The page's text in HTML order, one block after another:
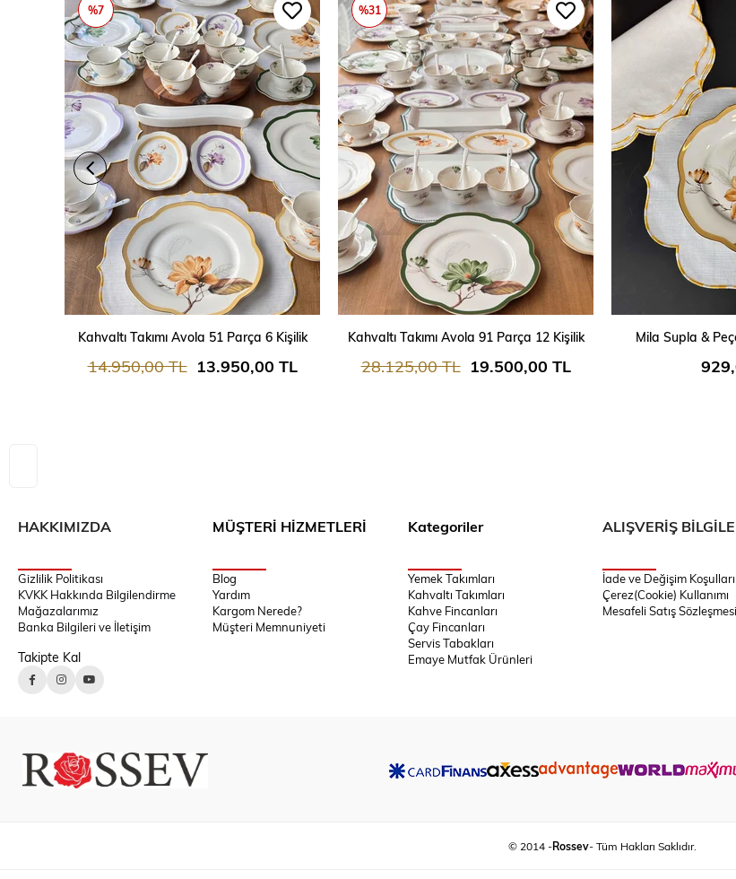
SEPETE EKLE
Kahvaltı Takımı Avola 51 Parça 6 Kişilik
13.950,00 TL
14.950,00 TL
%7
SEPETE EKLE
Kahvaltı Takımı Avola 91 Parça 12 Kişilik
19.500,00 TL
28.125,00 TL
%31
Mila Supla &
HAKKIMIZDA
Gizlilik Politikası
KVKK Hakkında Bilgilendirme
Mağazalarımız
Banka Bilgileri ve İletişim
Takipte Kal
MÜŞTERİ HİZMETLERİ
Blog
Yardım
Kargom Nerede?
Müşteri Memnuniyeti
Kategoriler
Yemek Takımları
Kahvaltı Takımları
Kahve Fincanları
Çay Fincanları
Servis Tabakları
Emaye Mutfak Ürünleri
ALIŞVERİŞ
İade ve Değişim Koşulları
Çerez(Cookie) Kullanımı
Mesafeli Satış Sözleşmesi
© 2014 -Rossev- Tüm Hakları Saklıdır.